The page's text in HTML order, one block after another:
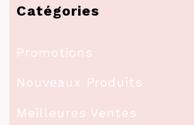
Catégories
Promotions
Nouveaux Produits
Meilleures Ventes